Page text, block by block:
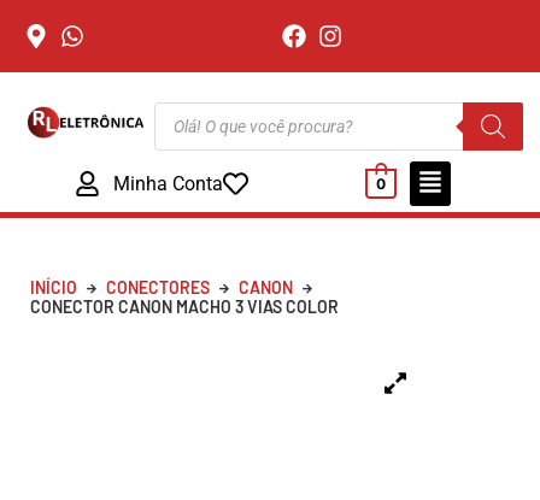
Minha Conta 0
INÍCIO CONECTORES
CANON
CONECTOR CANON MACHO 3 VIAS COLOR